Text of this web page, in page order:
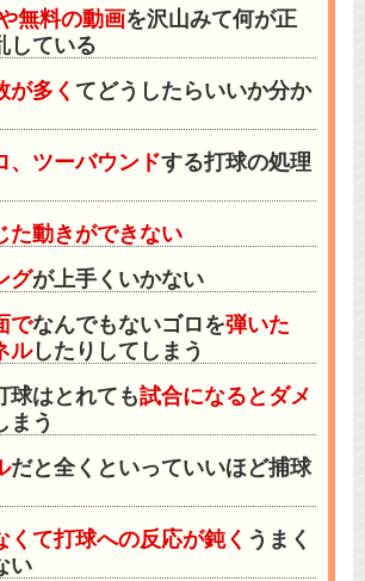
無料の動画を沢山みて何が正
している
が多く てどうしたらいいか分か
、ツーバウンドする打球の処理
た動きができない
グが上手くいかない
でなんでもないゴロを弾いた
ルしたりしてしまう
球はとれても試合になるとダメ
まう
だと全くといっていいほど捕球
くて打球への反応が鈍く うまく
い